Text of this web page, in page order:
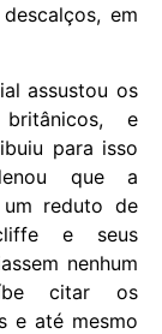
em
assustou os
e
para isso
que a
reduto de
e seus
nenhum
citar os
e até mesmo